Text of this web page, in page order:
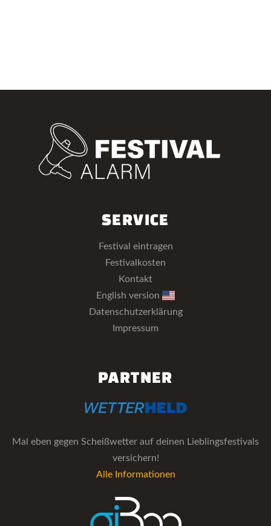
SERVICE
Festival eintragen
Festivalkosten
Kontakt
English version
Datenschutzerklärung
Impressum
PARTNER
Mal eben gegen Scheißwetter auf deinen Lieblingsfestivals
versichern!
Alle Informationen